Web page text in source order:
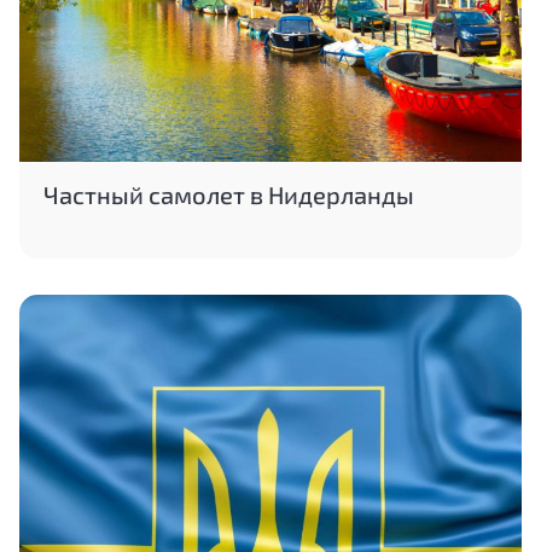
Частный самолет в Нидерланды